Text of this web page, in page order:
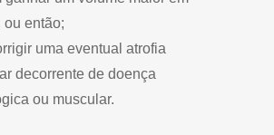
ou então;
uma eventual atrofia
decorrente de doença
ou muscular.